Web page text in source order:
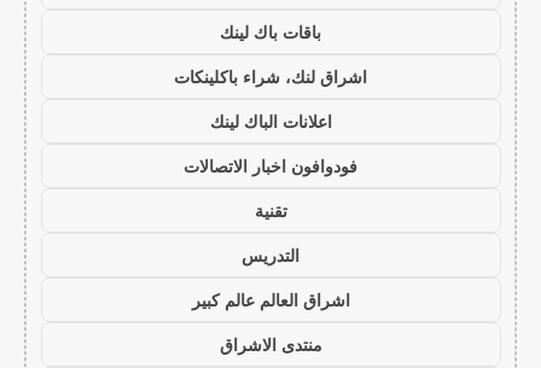
باقات باك لينك
اشراق لنك، شراء باكلينكات
اعلانات الباك لينك
فودوافون اخبار الاتصالات
تقنية
التدريس
اشراق العالم عالم كبير
منتدى الاشراق